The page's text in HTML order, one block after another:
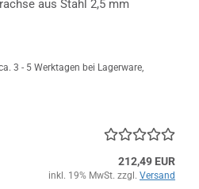
aus Stahl 2,5 mm
3 - 5 Werktagen bei Lagerware,
212,49 EUR
inkl. 19% MwSt. zzgl. Versand